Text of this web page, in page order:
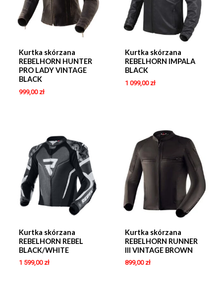
Kurtka skórzana
REBELHORN HUNTER
PRO LADY VINTAGE
BLACK
999,00 zł
Kurtka skórzana
REBELHORN IMPALA
BLACK
1 099,00 zł
Kurtka skórzana
REBELHORN REBEL
BLACK/WHITE
1 599,00 zł
Kurtka skórzana
REBELHORN RUNNER
III VINTAGE BROWN
899,00 zł